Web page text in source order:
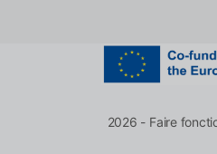
2026 - Faire